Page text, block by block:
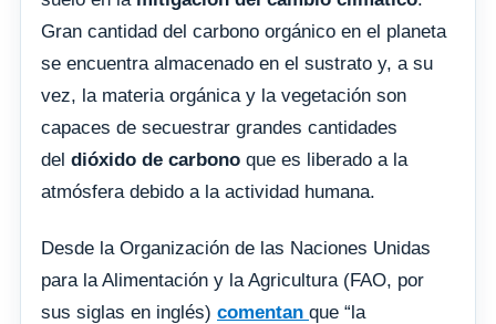
Gran cantidad del carbono orgánico en el planeta
se encuentra almacenado en el sustrato y, a su
vez, la materia orgánica y la vegetación son
capaces de secuestrar grandes cantidades
del dióxido de carbono que es liberado a la
atmósfera debido a la actividad humana.
Desde la Organización de las Naciones Unidas
para la Alimentación y la Agricultura (FAO, por
sus siglas en inglés) comentan que “la